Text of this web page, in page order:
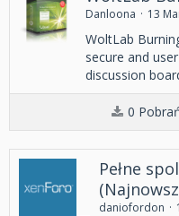
Danloona 13
WoltLab
secure and
discussion
0
Pełne
daniofordon